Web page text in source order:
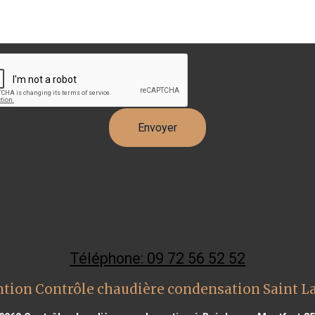
Téléphone: 09 72 56 52 52
Contrôle chaudière condensation Saint